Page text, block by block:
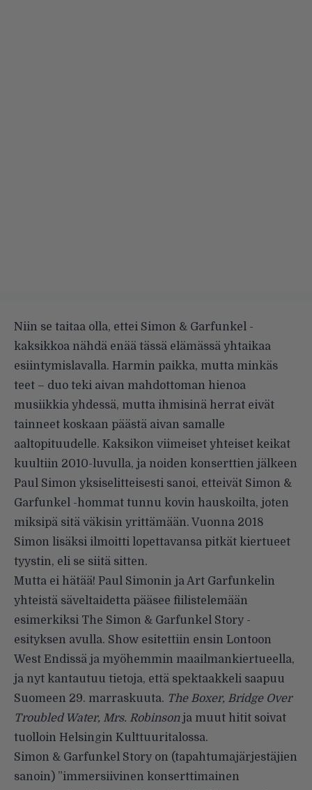
Niin se taitaa olla, ettei Simon & Garfunkel -
kaksikkoa nähdä enää tässä elämässä yhtaikaa
esiintymislavalla. Harmin paikka, mutta minkäs
teet – duo teki aivan mahdottoman hienoa
musiikkia yhdessä, mutta ihmisinä herrat eivät
tainneet koskaan päästä aivan samalle
aaltopituudelle. Kaksikon viimeiset yhteiset keikat
kuultiin 2010-luvulla, ja noiden konserttien jälkeen
Paul Simon yksiselitteisesti sanoi, etteivät Simon &
Garfunkel -hommat tunnu kovin hauskoilta, joten
miksipä sitä väkisin yrittämään. Vuonna 2018
Simon lisäksi ilmoitti lopettavansa pitkät kiertueet
tyystin, eli se siitä sitten.
Mutta ei hätää! Paul Simonin ja Art Garfunkelin
yhteistä säveltaidetta pääsee fiilistelemään
esimerkiksi The Simon & Garfunkel Story -
esityksen avulla. Show esitettiin ensin Lontoon
West Endissä ja myöhemmin maailmankiertueella,
ja nyt kantautuu tietoja, että spektaakkeli saapuu
Suomeen 29. marraskuuta. The Boxer, Bridge Over
Troubled Water, Mrs. Robinsonja muut hitit soivat
tuolloin Helsingin Kulttuuritalossa.
Simon & Garfunkel Story on (tapahtumajärjestäjien
sanoin) ”immersiivinen konserttimainen